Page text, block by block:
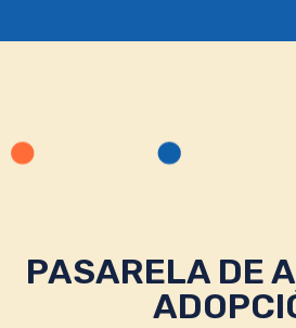
PASARELA DE